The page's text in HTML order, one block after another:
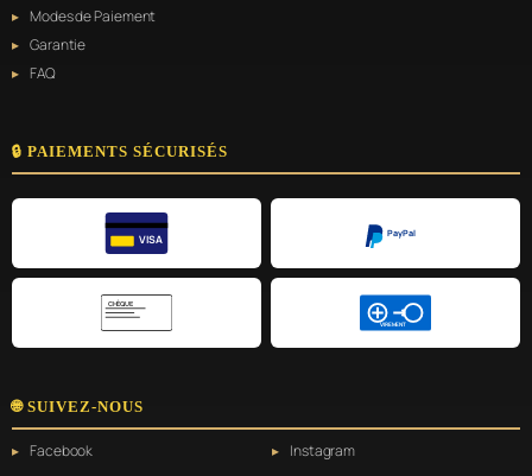
Modes de Paiement
Garantie
FAQ
🔒 PAIEMENTS SÉCURISÉS
VISA
PayPal
CHÈQUE
VIREMENT
🌐 SUIVEZ-NOUS
Facebook Instagram